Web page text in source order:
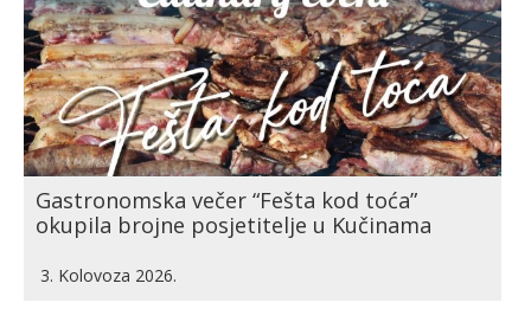
Gastronomska večer “Fešta kod toća”
okupila brojne posjetitelje u Kučinama
3. Kolovoza 2026.